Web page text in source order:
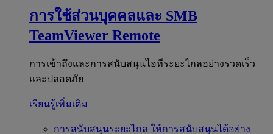
การใช้ส่วนบุคคลและ SMB
TeamViewer Remote
การเข้าถึงและการสนับสนุนไอทีระยะไกลอย่างรวดเร็ว
และปลอดภัย
เรียนรู้เพิ่มเติม
การสนับสนุนระยะไกล ให้การสนับสนุนได้อย่าง